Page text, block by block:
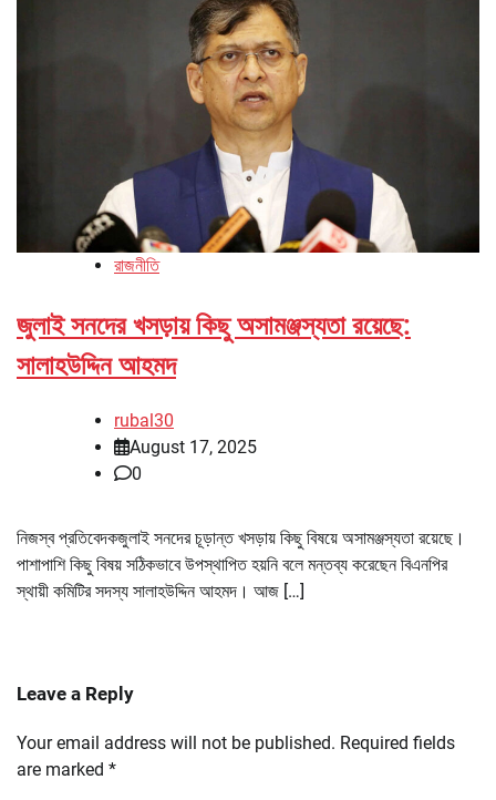
রাজনীতি
জুলাই সনদের খসড়ায় কিছু অসামঞ্জস্যতা রয়েছে:
সালাহউদ্দিন আহমদ
rubal30
August 17, 2025
0
নিজস্ব প্রতিবেদকজুলাই সনদের চূড়ান্ত খসড়ায় কিছু বিষয়ে অসামঞ্জস্যতা রয়েছে।
পাশাপাশি কিছু বিষয় সঠিকভাবে উপস্থাপিত হয়নি বলে মন্তব্য করেছেন বিএনপির
স্থায়ী কমিটির সদস্য সালাহউদ্দিন আহমদ। আজ […]
Leave a Reply
Your email address will not be published. Required fields
are marked *